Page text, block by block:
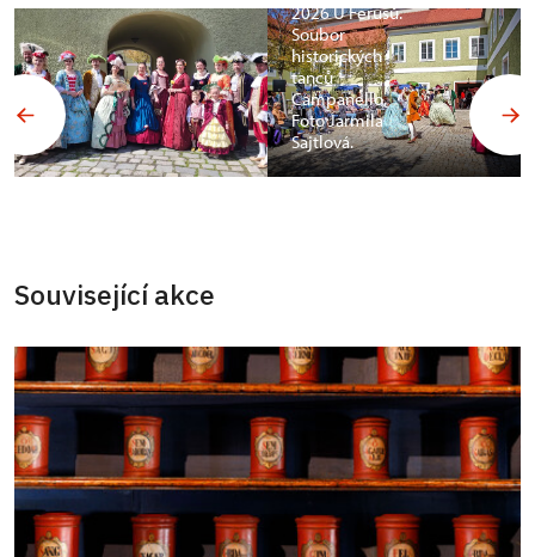
2026 U Ferusů.
Soubor
historických
tanců
Campanello.
Foto Jarmila
Sajtlová.
Související akce